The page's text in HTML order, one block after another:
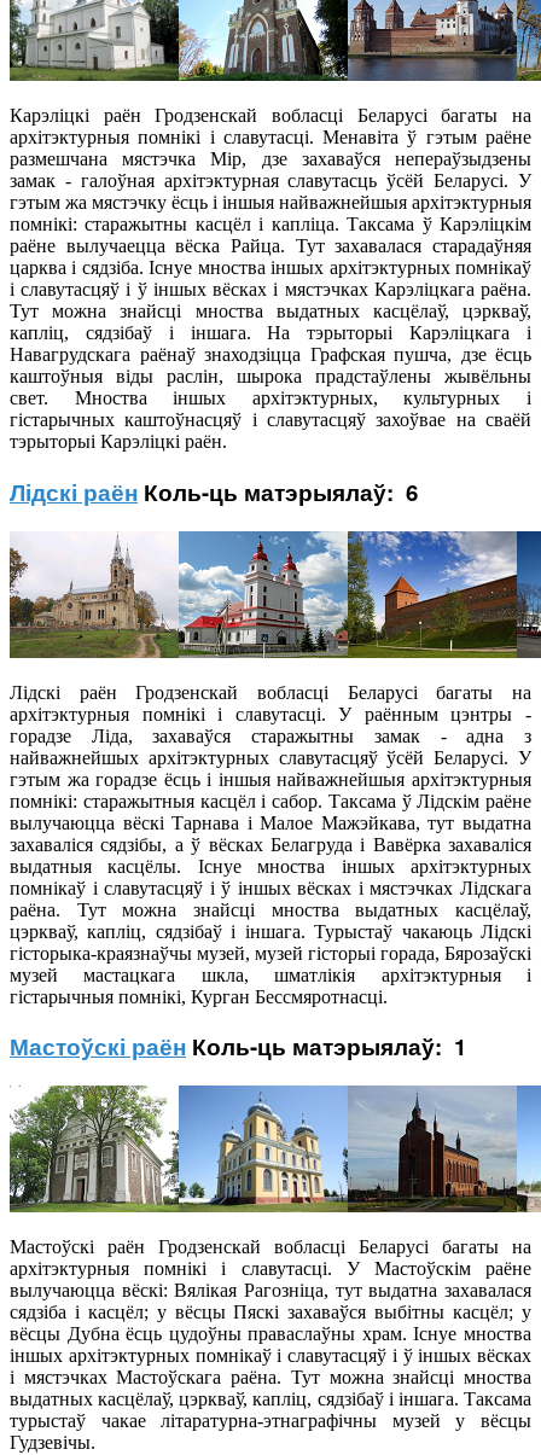
Карэліцкі раён Гродзенскай вобласці Беларусі багаты на
архітэктурныя помнікі і славутасці. Менавіта ў гэтым раёне
размешчана мястэчка Мір, дзе захаваўся непераўзыдзены
замак - галоўная архітэктурная славутасць ўсёй Беларусі. У
гэтым жа мястэчку ёсць і іншыя найважнейшыя архітэктурныя
помнікі: старажытны касцёл і капліца. Таксама ў Карэліцкім
раёне вылучаецца вёска Райца. Тут захавалася старадаўняя
царква і сядзіба. Існуе мноства іншых архітэктурных помнікаў
і славутасцяў і ў іншых вёсках і мястэчках Карэліцкага раёна.
Тут можна знайсці мноства выдатных касцёлаў, цэркваў,
капліц, сядзібаў і іншага. На тэрыторыі Карэліцкага і
Навагрудскага раёнаў знаходзіцца Графская пушча, дзе ёсць
каштоўныя віды раслін, шырока прадстаўлены жывёльны
свет. Мноства іншых архітэктурных, культурных і
гістарычных каштоўнасцяў і славутасцяў захоўвае на сваёй
тэрыторыі Карэліцкі раён.
Лідскі раён Коль-ць матэрыялаў: 6
Лідскі раён Гродзенскай вобласці Беларусі багаты на
архітэктурныя помнікі і славутасці. У раённым цэнтры -
горадзе Ліда, захаваўся старажытны замак - адна з
найважнейшых архітэктурных славутасцяў ўсёй Беларусі. У
гэтым жа горадзе ёсць і іншыя найважнейшыя архітэктурныя
помнікі: старажытныя касцёл і сабор. Таксама ў Лідскім раёне
вылучаюцца вёскі Тарнава і Малое Мажэйкава, тут выдатна
захаваліся сядзібы, а ў вёсках Белагруда і Вавёрка захаваліся
выдатныя касцёлы. Існуе мноства іншых архітэктурных
помнікаў і славутасцяў і ў іншых вёсках і мястэчках Лідскага
раёна. Тут можна знайсці мноства выдатных касцёлаў,
цэркваў, капліц, сядзібаў і іншага. Турыстаў чакаюць Лідскі
гісторыка-краязнаўчы музей, музей гісторыі горада, Бярозаўскі
музей мастацкага шкла, шматлікія архітэктурныя і
гістарычныя помнікі, Курган Бессмяротнасці.
Мастоўскі раён Коль-ць матэрыялаў: 1
Мастоўскі раён Гродзенскай вобласці Беларусі багаты на
архітэктурныя помнікі і славутасці. У Мастоўскім раёне
вылучаюцца вёскі: Вялікая Рагозніца, тут выдатна захавалася
сядзіба і касцёл; у вёсцы Пяскі захаваўся выбітны касцёл; у
вёсцы Дубна ёсць цудоўны праваслаўны храм. Існуе мноства
іншых архітэктурных помнікаў і славутасцяў і ў іншых вёсках
і мястэчках Мастоўскага раёна. Тут можна знайсці мноства
выдатных касцёлаў, цэркваў, капліц, сядзібаў і іншага. Таксама
турыстаў чакае літаратурна-этнаграфічны музей у вёсцы
Гудзевічы.